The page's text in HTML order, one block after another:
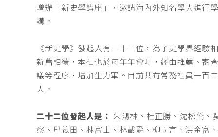
增辦「新史學講座」，邀請海內外知名學人進行
講。
《新史學》發起人有二十二位，為了史學界經驗
新舊相續，本社也於每年年會時，經由推薦、審
議等程序，增加生力軍。目前共有常務社員一百
人。
二十二位發起人是：
朱鴻林、杜正勝、沈松僑、
察、邢義田、林富士、林載爵、柳立言、洪金富